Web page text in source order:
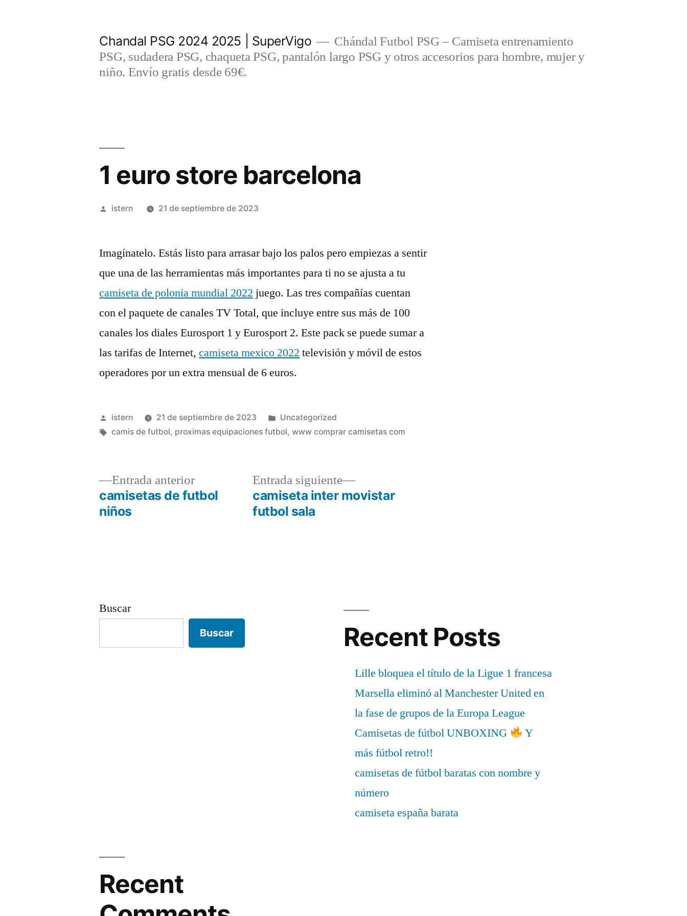
Chandal PSG 2024 2025 | SuperVigo
Chándal Futbol PSG – Camiseta entrenamiento
PSG, sudadera PSG, chaqueta PSG, pantalón largo PSG y otros accesorios para hombre, mujer y
niño. Envío gratis desde 69€.
1 euro store barcelona
Publicado
istern 21 de septiembre de 2023
Imagínatelo. Estás listo para arrasar bajo los palos pero empiezas a sentir
que una de las herramientas más importantes para ti no se ajusta a tu
camiseta de polonia mundial 2022 juego. Las tres compañías cuentan
con el paquete de canales TV Total, que incluye entre sus más de 100
canales los diales Eurosport 1 y Eurosport 2. Este pack se puede sumar a
las tarifas de Internet,camiseta mexico 2022 televisión y móvil de estos
operadores por un extra mensual de 6 euros.
Publicado
por
istern 21 de septiembre de 2023
Publicado
en
Uncategorized
Etiquetas:
camis de futbol, proximas equipaciones futbol,www comprar camisetas com
Navegación
Entrada anteriorEntrada
anterior:
camisetas de futbol
niños
Entrada siguiente
Entrada
siguiente:
camiseta inter movistar
futbol sala
Buscar
Buscar Recent Posts
Lille bloquea el título de la Ligue 1 francesa
Marsella eliminó al Manchester United en
la fase de grupos de la Europa League
Camisetas de fútbol UNBOXING
Y
más fútbol retro!!
camisetas de fútbol baratas con nombre y
número
camiseta españa barata
Recent